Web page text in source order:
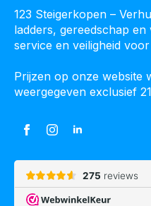
123 Steigerkopen –
ladders, gereedschap en
service en veiligheid
Prijzen op onze website
weergegeven exclusief